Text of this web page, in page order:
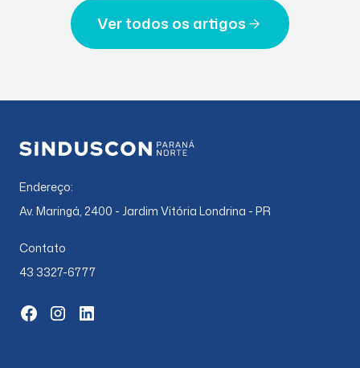
Ver todos os artigos
Endereço:
Av. Maringá, 2400 - Jardim Vitória Londrina - PR
Contato
43 3327-6777